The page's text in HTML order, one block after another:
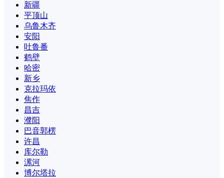
新疆
平顶山
乌鲁木齐
安阳
吐鲁番
鹤壁
哈密
新乡
克拉玛依
焦作
昌吉
濮阳
巴音郭楞
许昌
库尔勒
漯河
博尔塔拉